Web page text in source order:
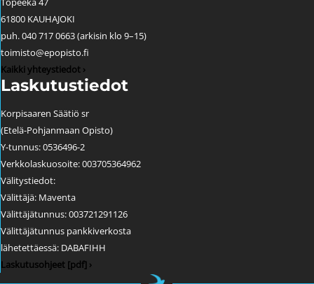
61800 KAUHAJOKI
puh. 040 717 0663 (arkisin klo 9–15)
toimisto@epopisto.fi
Kaikki yhteystiedot ›
Laskutustiedot
Korpisaaren Säätiö sr
(Etelä-Pohjanmaan Opisto)
Y-tunnus: 0536496-2
Verkkolaskuosoite: 003705364962
Välitystiedot:
Välittäjä: Maventa
Välittäjätunnus: 003721291126
Välittäjätunnus pankkiverkosta
lähetettäessä: DABAFIHH
Laskutusohjeet [pdf] ›